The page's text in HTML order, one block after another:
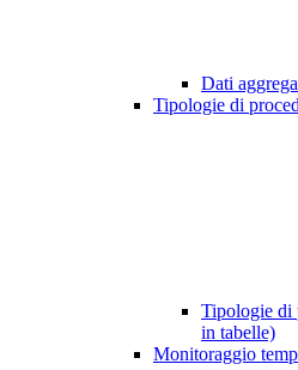
Dati
Tipologie di
Tipologie di
in tabelle)
Monitoraggio